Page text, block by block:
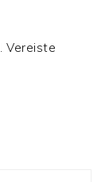
Vereiste